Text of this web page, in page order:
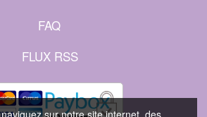
FAQ
FLUX RSS